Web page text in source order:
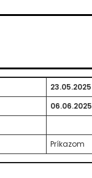
23.05.2025
06.06.2025
Príkazom